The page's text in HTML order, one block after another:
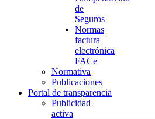
de
Seguros
Normas
factura
electrónica
FACe
Normativa
Publicaciones
Portal de transparencia
Publicidad
activa